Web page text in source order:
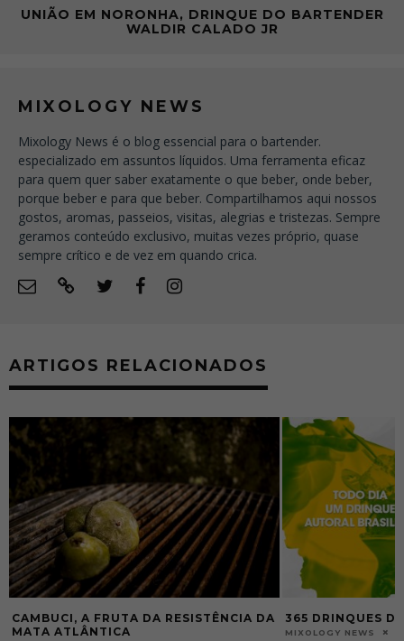
UNIÃO EM NORONHA, DRINQUE DO BARTENDER
WALDIR CALADO JR
MIXOLOGY NEWS
Mixology News é o blog essencial para o bartender.
especializado em assuntos líquidos. Uma ferramenta eficaz
para quem quer saber exatamente o que beber, onde beber,
porque beber e para que beber. Compartilhamos aqui nossos
gostos, aromas, passeios, visitas, alegrias e tristezas. Sempre
geramos conteúdo exclusivo, muitas vezes próprio, quase
sempre crítico e de vez em quando crica.
ARTIGOS RELACIONADOS
CAMBUCI, A FRUTA DA RESISTÊNCIA DA
MATA ATLÂNTICA
365 DRINQUES
MIXOLOGY NEWS